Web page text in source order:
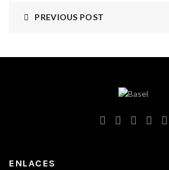
PREVIOUS POST
ENLACES